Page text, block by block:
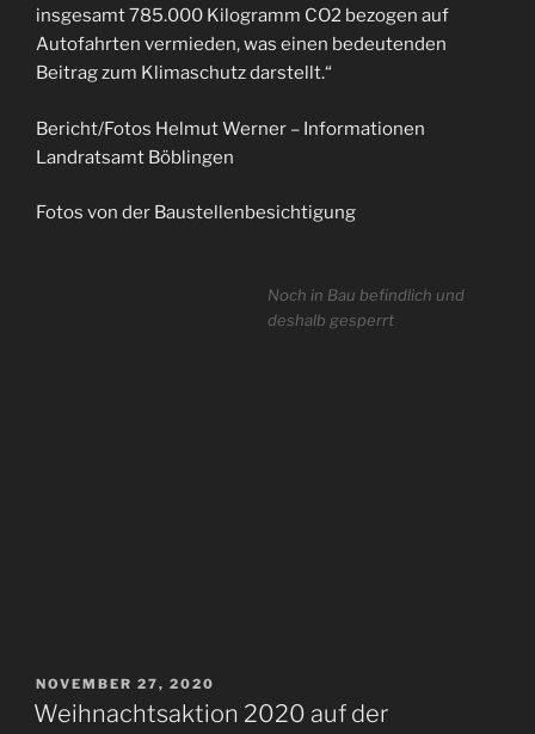
insgesamt 785.000 Kilogramm CO2 bezogen auf
Autofahrten vermieden, was einen bedeutenden
Beitrag zum Klimaschutz darstellt.“
Bericht/Fotos Helmut Werner – Informationen
Landratsamt Böblingen
Fotos von der Baustellenbesichtigung
Noch in Bau befindlich und
deshalb gesperrt
VERÖFFENTLICHT
AM
NOVEMBER 27, 2020
Weihnachtsaktion 2020 auf der